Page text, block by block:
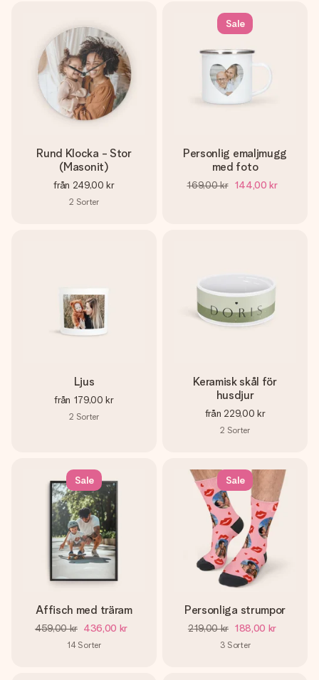
Rund Klocka - Stor
(Masonit)
från 249,00 kr
2 Sorter
Sale
Personlig emaljmugg
med foto
169,00 kr 144,00 kr
Ljus
från 179,00 kr
2 Sorter
Keramisk skål för
husdjur
från 229,00 kr
2 Sorter
Sale
Affisch med träram
459,00 kr 436,00 kr
14 Sorter
Sale
Personliga strumpor
219,00 kr 188,00 kr
3 Sorter